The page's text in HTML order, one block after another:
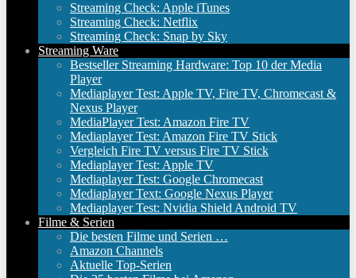
Streaming Check: Apple iTunes
Streaming Check: Netflix
Streaming Check: Snap by Sky
Streaming Ware
Bestseller Streaming Hardware: Top 10 der Media
Player
Mediaplayer Test: Apple TV, Fire TV, Chromecast &
Nexus Player
MediaPlayer Test: Amazon Fire TV
Mediaplayer Test: Amazon Fire TV Stick
Vergleich Fire TV versus Fire TV Stick
Mediaplayer Test: Apple TV
Mediaplayer Test: Google Chromecast
Mediaplayer Text: Google Nexus Player
Mediaplayer Test: Nvidia Shield Android TV
Filme & Serien
Die besten Filme und Serien …
Amazon Channels
Aktuelle Top-Serien